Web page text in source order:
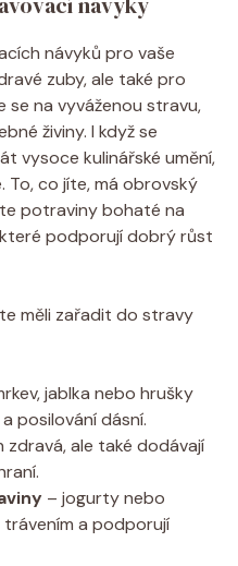
návyků pro vaše
zuby, ale také pro
se na vyváženou stravu,
živiny. I když se
vysoce kulinářské umění,
To, co jíte, má obrovský
potraviny bohaté na
podporují dobrý růst
měli zařadit do stravy
jablka nebo hrušky
posilování dásní.
zdravá, ale také dodávají
– jogurty nebo
trávením a podporují